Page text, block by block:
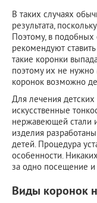
В таких случаях
результата,
Поэтому, в подобных
рекомендуют
такие коронки
поэтому их не
коронок возможно
Для лечения
искусственные
нержавеющей стали
изделия
детей. Процедура
особенности.
за одно посещение и
Виды коронок